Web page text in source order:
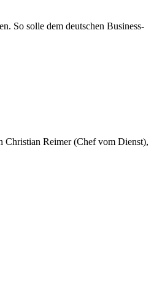
So solle dem deutschen Business-
Christian Reimer (Chef vom Dienst),